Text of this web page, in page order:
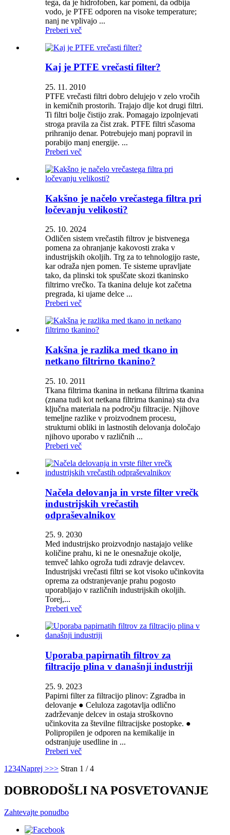
tega, da je hidrofoben, kar pomeni, da odbija
vodo, je PTFE odporen na visoke temperature;
nanj ne vplivajo ...
Preberi več
Kaj je PTFE vrečasti filter?
25. 11. 2010
PTFE vrečasti filtri dobro delujejo v zelo vročih
in kemičnih prostorih. Trajajo dlje kot drugi filtri.
Ti filtri bolje čistijo zrak. Pomagajo izpolnjevati
stroga pravila za čist zrak. PTFE filtri sčasoma
prihranijo denar. Potrebujejo manj popravil in
porabijo manj energije. ...
Preberi več
Kakšno je načelo vrečastega filtra pri
ločevanju velikosti?
25. 10. 2024
Odličen sistem vrečastih filtrov je bistvenega
pomena za ohranjanje kakovosti zraka v
industrijskih okoljih. Trg za to tehnologijo raste,
kar odraža njen pomen. Te sisteme upravljate
tako, da plinski tok spuščate skozi tkaninsko
filtrirno vrečko. Ta tkanina deluje kot začetna
pregrada, ki ujame delce ...
Preberi več
Kakšna je razlika med tkano in
netkano filtrirno tkanino?
25. 10. 2011
Tkana filtrirna tkanina in netkana filtrirna tkanina
(znana tudi kot netkana filtrirna tkanina) sta dva
ključna materiala na področju filtracije. Njihove
temeljne razlike v proizvodnem procesu,
strukturni obliki in lastnostih delovanja določajo
njihovo uporabo v različnih ...
Preberi več
Načela delovanja in vrste filter vrečk
industrijskih vrečastih
odpraševalnikov
25. 9. 2030
Med industrijsko proizvodnjo nastajajo velike
količine prahu, ki ne le onesnažuje okolje,
temveč lahko ogroža tudi zdravje delavcev.
Industrijski vrečasti filtri se kot visoko učinkovita
oprema za odstranjevanje prahu pogosto
uporabljajo v različnih industrijskih okoljih.
Torej,...
Preberi več
Uporaba papirnatih filtrov za
filtracijo plina v današnji industriji
25. 9. 2023
Papirni filter za filtracijo plinov: Zgradba in
delovanje ● Celuloza zagotavlja odlično
zadrževanje delcev in ostaja stroškovno
učinkovita za številne filtracijske postopke. ●
Polipropilen je odporen na kemikalije in
odstranjuje usedline in ...
Preberi več
1 234Naprej >>> Stran 1 / 4
DOBRODOŠLI NA POSVETOVANJE
Zahtevajte ponudbo